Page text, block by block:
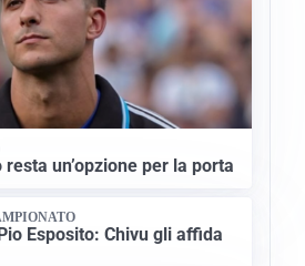
un’opzione per la porta
Esposito: Chivu gli affida